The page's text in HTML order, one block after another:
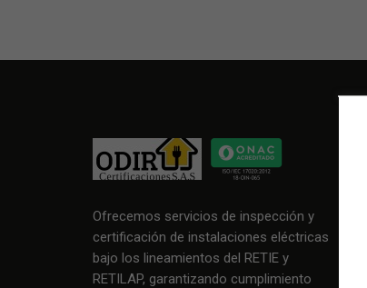
Ofrecemos servicios de inspección y
certificación de instalaciones eléctricas
bajo los lineamientos del RETIE y
RETILAP, garantizando cumplimiento